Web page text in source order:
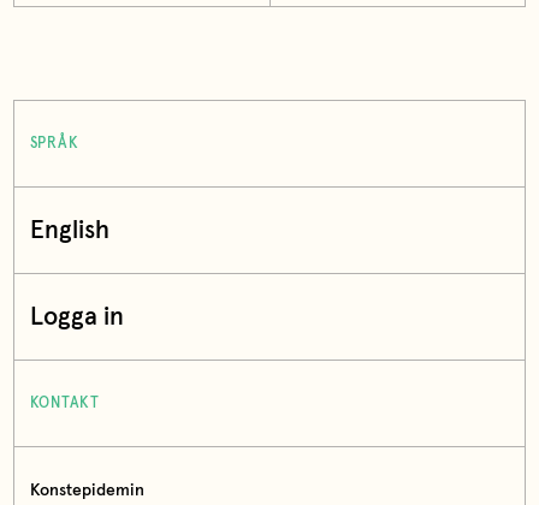
SPRÅK
English
Logga in
KONTAKT
Konstepidemin